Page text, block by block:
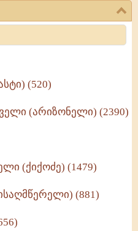
რჩევები
- II ტომი
-
(520)
(არიზონელი) (2390)
(ქიქოძე) (1479)
(881)